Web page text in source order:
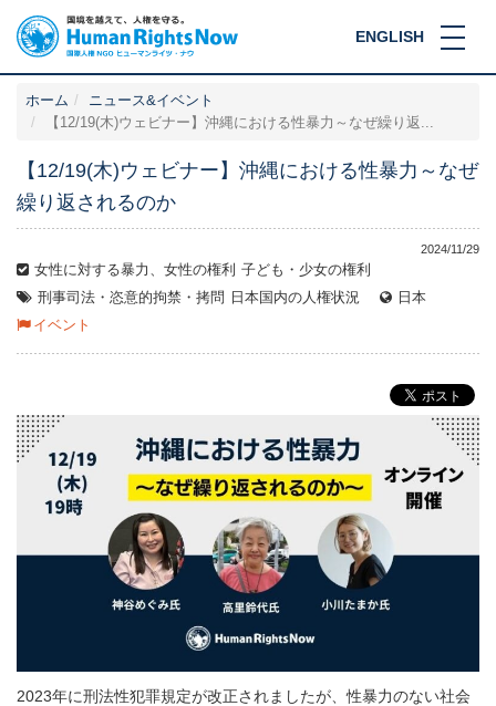
ENGLISH
ホーム
ニュース&イベント
【12/19(木)ウェビナー】沖縄における性暴力～なぜ繰り返...
【12/19(木)ウェビナー】沖縄における性暴力～なぜ
繰り返されるのか
2024/11/29
女性に対する暴力、女性の権利 子ども・少女の権利
刑事司法・恣意的拘禁・拷問
日本国内の人権状況
日本
イベント
2023年に刑法性犯罪規定が改正されましたが、性暴力のない社会